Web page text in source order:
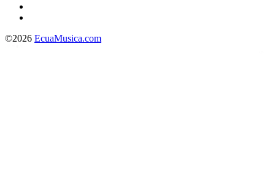
©2026 EcuaMusica.com